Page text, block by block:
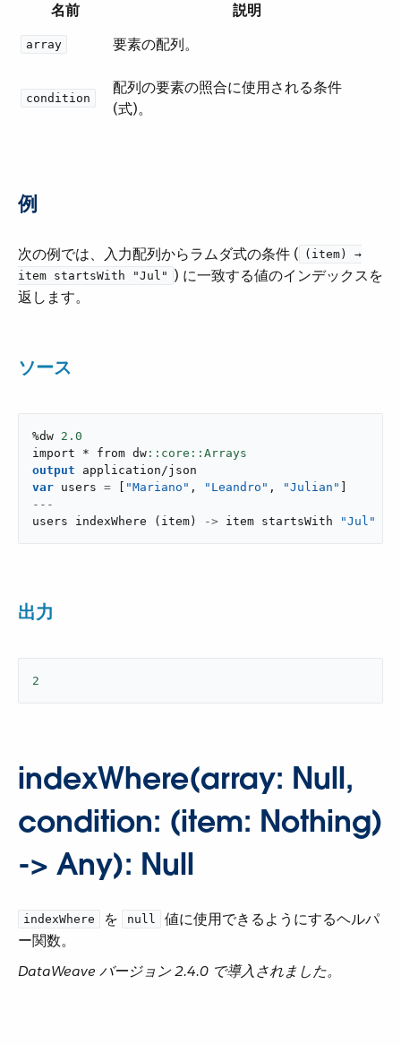
名前 説明
array 要素の配列。
condition
配列の要素の照合に使用される条件
(式)。
例
次の例では、入力配列からラムダ式の条件 (​ (item) →
item startsWith "Jul" ​) に一致する値のインデックスを
返します。
ソース
%dw 2.0
import * from dw
output
application/json
var users = "Mariano" , "Leandro" , "Julian"
---
users indexWhere ( item ) -> item startsWith "Jul"
出力
2
indexWhere(array: Null,
condition: (item: Nothing)
-> Any): Null
indexWhere ​ を ​ null
​ 値に使用できるようにするヘルパ
ー関数。
DataWeave バージョン 2.4.0 で導入されました。